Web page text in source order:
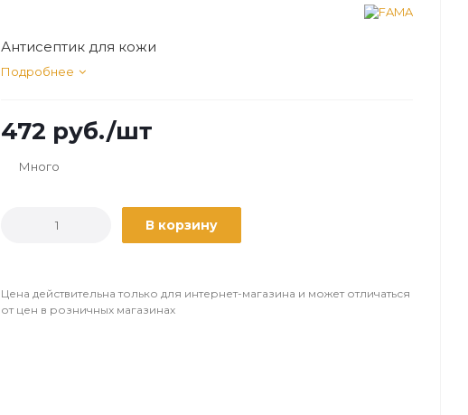
Антисептик для кожи
Подробнее
472 руб./шт
Много
В корзину
Цена действительна только для интернет-магазина и может отличаться
от цен в розничных магазинах